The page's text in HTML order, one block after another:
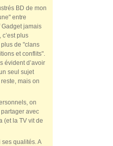
BD de mon
entre
jamais
plus
de "clans
et conflits".
évident d’avoir
seul sujet
mais on
on
avec
(et la TV vit de
qualités. A